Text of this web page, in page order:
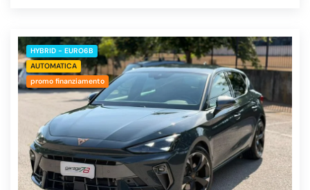
HYBRID - EURO6B
AUTOMATICA
promo finanziamento